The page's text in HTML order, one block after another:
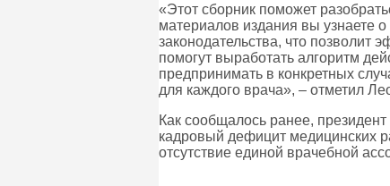
«Этот сборник поможет
материалов издания вы узнаете
законодательства, что
помогут выработать алгоритм
предпринимать в конкретных
для каждого врача», – отметил
Как сообщалось ранее,
кадровый дефицит медицинских
отсутствие единой врачебной